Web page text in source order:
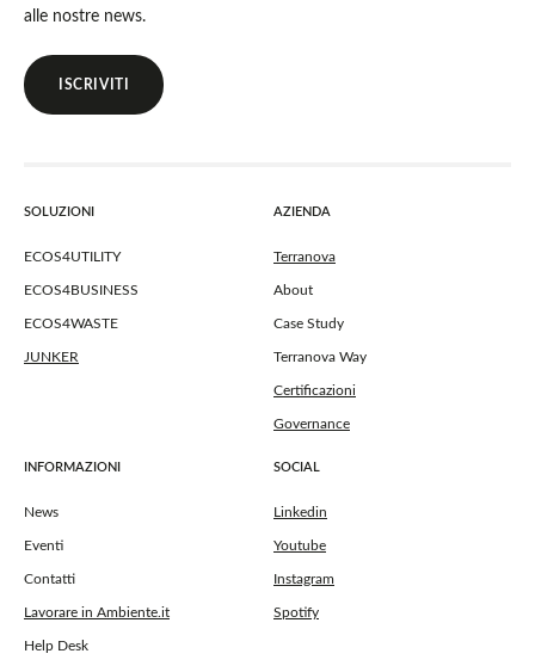
alle nostre news.
ISCRIVITI
SOLUZIONI
ECOS4UTILITY
ECOS4BUSINESS
ECOS4WASTE
JUNKER
AZIENDA
Terranova
About
Case Study
Terranova Way
Certificazioni
Governance
INFORMAZIONI
News
Eventi
Contatti
Lavorare in Ambiente.it
Help Desk
SOCIAL
Linkedin
Youtube
Instagram
Spotify